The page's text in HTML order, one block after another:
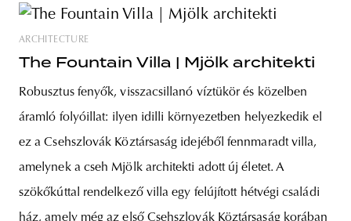
ARCHITECTURE
The Fountain Villa | Mjölk architekti
Robusztus fenyők, visszacsillanó víztükör és közelben
áramló folyóillat: ilyen idilli környezetben helyezkedik el
ez a Csehszlovák Köztársaság idejéből fennmaradt villa,
amelynek a cseh Mjölk architekti adott új életet. A
szökőkúttal rendelkező villa egy felújított hétvégi családi
ház, amely még az első Csehszlovák Köztársaság korában